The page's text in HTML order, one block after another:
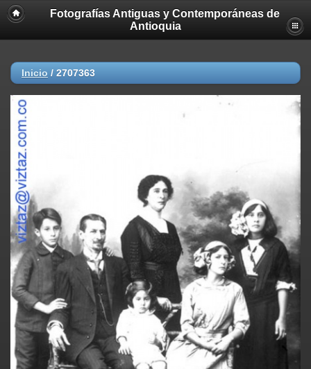
Fotografías Antiguas y Contemporáneas de
Antioquia
Inicio / 2707363